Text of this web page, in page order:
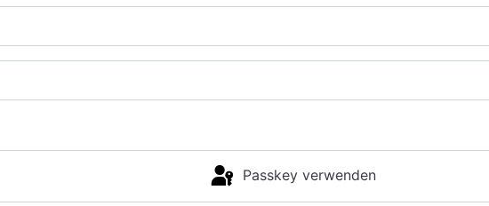
Passkey verwenden